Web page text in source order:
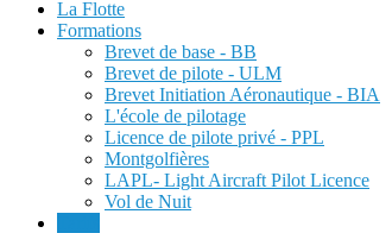
La Flotte
Formations
Brevet de base - BB
Brevet de pilote - ULM
Brevet Initiation Aéronautique - BIA
L'école de pilotage
Licence de pilote privé - PPL
Montgolfières
LAPL- Light Aircraft Pilot Licence
Vol de Nuit